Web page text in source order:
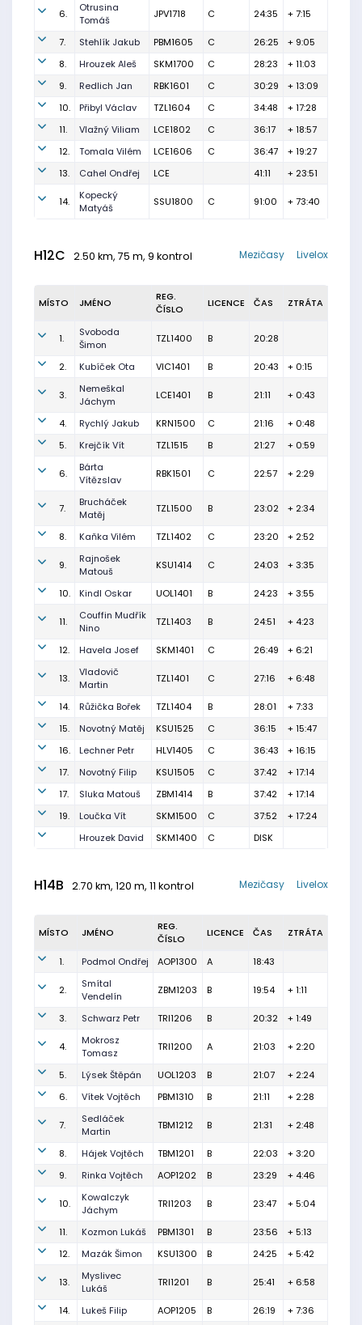
6.
Otrusina
Tomáš
JPV1718 C 24:35 + 7:15
7. Stehlík Jakub PBM1605 C 26:25
+ 9:05
8.
Hrouzek Aleš SKM1700 C 28:23
+ 11:03
9.
Redlich Jan RBK1601 C 30:29
+ 13:09
10.
Přibyl Václav TZL1604 C 34:48
+ 17:28
11.
Vlažný Viliam LCE1802 C 36:17
+ 18:57
12.
Tomala Vilém LCE1606 C 36:47
+ 19:27
13.
Cahel Ondřej LCE 41:11 + 23:51
14.
Kopecký
Matyáš
SSU1800 C 91:00 + 73:40
H12C 2.50 km, 75 m, 9 kontrol Livelox
Mezičasy
MÍSTO JMÉNO
REG.
ČÍSLO
LICENCE ČAS ZTRÁTA
1.
Svoboda
Šimon
TZL1400 B 20:28
2. Kubíček Ota VIC1401 B 20:43 + 0:15
3.
Nemeškal
Jáchym
LCE1401 B 21:11 + 0:43
4. Rychlý Jakub KRN1500 C 21:16
+ 0:48
5.
Krejčík Vít TZL1515 B 21:27 + 0:59
6.
Bárta
Vítězslav
RBK1501 C 22:57 + 2:29
7.
Brucháček
Matěj
TZL1500 B 23:02 + 2:34
8. Kaňka Vilém TZL1402 C 23:20 + 2:52
9.
Rajnošek
Matouš
KSU1414 C 24:03 + 3:35
10. Kindl Oskar UOL1401 B 24:23 + 3:55
11.
Couffin Mudřík
Nino
TZL1403 B 24:51 + 4:23
12. Havela Josef SKM1401 C 26:49 + 6:21
13.
Vladovič
Martin
TZL1401 C 27:16 + 6:48
14. Růžička Bořek TZL1404 B 28:01
+ 7:33
15.
Novotný Matěj KSU1525 C 36:15
+ 15:47
16.
Lechner Petr HLV1405 C 36:43
+ 16:15
17.
Novotný Filip KSU1505 C 37:42
+ 17:14
17.
Sluka Matouš ZBM1414 B 37:42
+ 17:14
19.
Loučka Vít SKM1500 C 37:52
+ 17:24
Hrouzek David
SKM1400 C DISK
H14B 2.70 km, 120 m, 11 kontrol Livelox
Mezičasy
MÍSTO JMÉNO
REG.
ČÍSLO
LICENCE ČAS ZTRÁTA
1. Podmol Ondřej AOP1300 A 18:43
2.
Smítal
Vendelín
ZBM1203 B 19:54 + 1:11
3. Schwarz Petr TRI1206 B 20:32 + 1:49
4.
Mokrosz
Tomasz
TRI1200 A 21:03 + 2:20
5. Lýsek Štěpán UOL1203 B 21:07
+ 2:24
6.
Vítek Vojtěch PBM1310 B 21:11 + 2:28
7.
Sedláček
Martin
TBM1212 B 21:31 + 2:48
8. Hájek Vojtěch TBM1201 B 22:03
+ 3:20
9.
Rinka Vojtěch AOP1202 B 23:29 + 4:46
10.
Kowalczyk
Jáchym
TRI1203 B 23:47 + 5:04
11. Kozmon Lukáš PBM1301 B 23:56
+ 5:13
12.
Mazák Šimon KSU1300 B 24:25 + 5:42
13.
Myslivec
Lukáš
TRI1201 B 25:41 + 6:58
14. Lukeš Filip AOP1205 B 26:19
+ 7:36